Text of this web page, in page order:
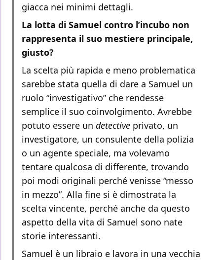
giacca nei minimi dettagli.
La lotta di Samuel contro l’incubo non
rappresenta il suo mestiere principale,
giusto?
La scelta più rapida e meno problematica
sarebbe stata quella di dare a Samuel un
ruolo “investigativo” che rendesse
semplice il suo coinvolgimento. Avrebbe
potuto essere un detective privato, un
investigatore, un consulente della polizia
o un agente speciale, ma volevamo
tentare qualcosa di differente, trovando
poi modi originali perché venisse “messo
in mezzo”. Alla fine si è dimostrata la
scelta vincente, perché anche da questo
aspetto della vita di Samuel sono nate
storie interessanti.
Samuel è un libraio e lavora in una vecchia